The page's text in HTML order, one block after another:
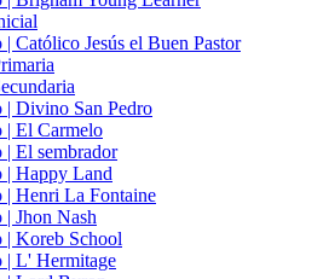
Católico Jesús el Buen Pastor
| Divino San Pedro
| El Carmelo
| El sembrador
| Happy Land
| Henri La Fontaine
| Jhon Nash
| Koreb School
| L' Hermitage